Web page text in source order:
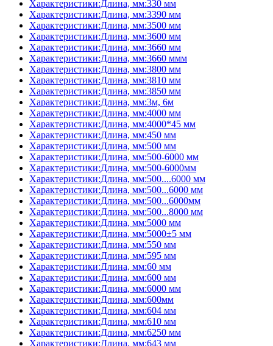
Характеристики:Длина, мм:330 мм
Характеристики:Длина, мм:3390 мм
Характеристики:Длина, мм:3500 мм
Характеристики:Длина, мм:3600 мм
Характеристики:Длина, мм:3660 мм
Характеристики:Длина, мм:3660 ммм
Характеристики:Длина, мм:3800 мм
Характеристики:Длина, мм:3810 мм
Характеристики:Длина, мм:3850 мм
Характеристики:Длина, мм:3м, 6м
Характеристики:Длина, мм:4000 мм
Характеристики:Длина, мм:4000*45 мм
Характеристики:Длина, мм:450 мм
Характеристики:Длина, мм:500 мм
Характеристики:Длина, мм:500-6000 мм
Характеристики:Длина, мм:500-6000мм
Характеристики:Длина, мм:500....6000 мм
Характеристики:Длина, мм:500...6000 мм
Характеристики:Длина, мм:500...6000мм
Характеристики:Длина, мм:500...8000 мм
Характеристики:Длина, мм:5000 мм
Характеристики:Длина, мм:5000±5 мм
Характеристики:Длина, мм:550 мм
Характеристики:Длина, мм:595 мм
Характеристики:Длина, мм:60 мм
Характеристики:Длина, мм:600 мм
Характеристики:Длина, мм:6000 мм
Характеристики:Длина, мм:600мм
Характеристики:Длина, мм:604 мм
Характеристики:Длина, мм:610 мм
Характеристики:Длина, мм:6250 мм
Характеристики:Длина, мм:643 мм